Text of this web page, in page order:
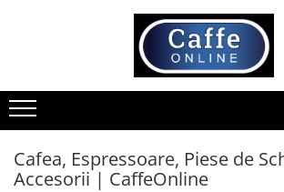
Cafea
Cafea Boabe
Capsule Cafea
Cafea Macinata
Cafea, Espressoare, Piese de
Accesorii | CaffeOnline